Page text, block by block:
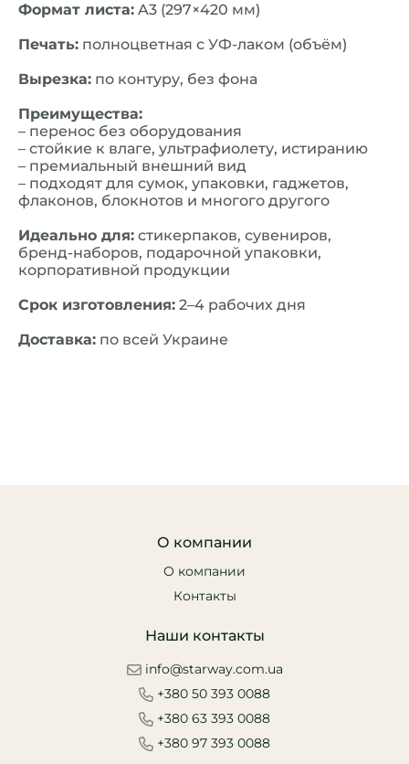
Формат листа: A3 (297×420 мм)
Печать: полноцветная с УФ-лаком (объём)
Вырезка: по контуру, без фона
Преимущества:
– перенос без оборудования
– стойкие к влаге, ультрафиолету, истиранию
– премиальный внешний вид
– подходят для сумок, упаковки, гаджетов,
флаконов, блокнотов и многого другого
Идеально для: стикерпаков, сувениров,
бренд-наборов, подарочной упаковки,
корпоративной продукции
Срок изготовления: 2–4 рабочих дня
Доставка: по всей Украине
О компании
О компании
Контакты
Наши контакты
info@starway.com.ua
+380 50 393 0088
+380 63 393 0088
+380 97 393 0088